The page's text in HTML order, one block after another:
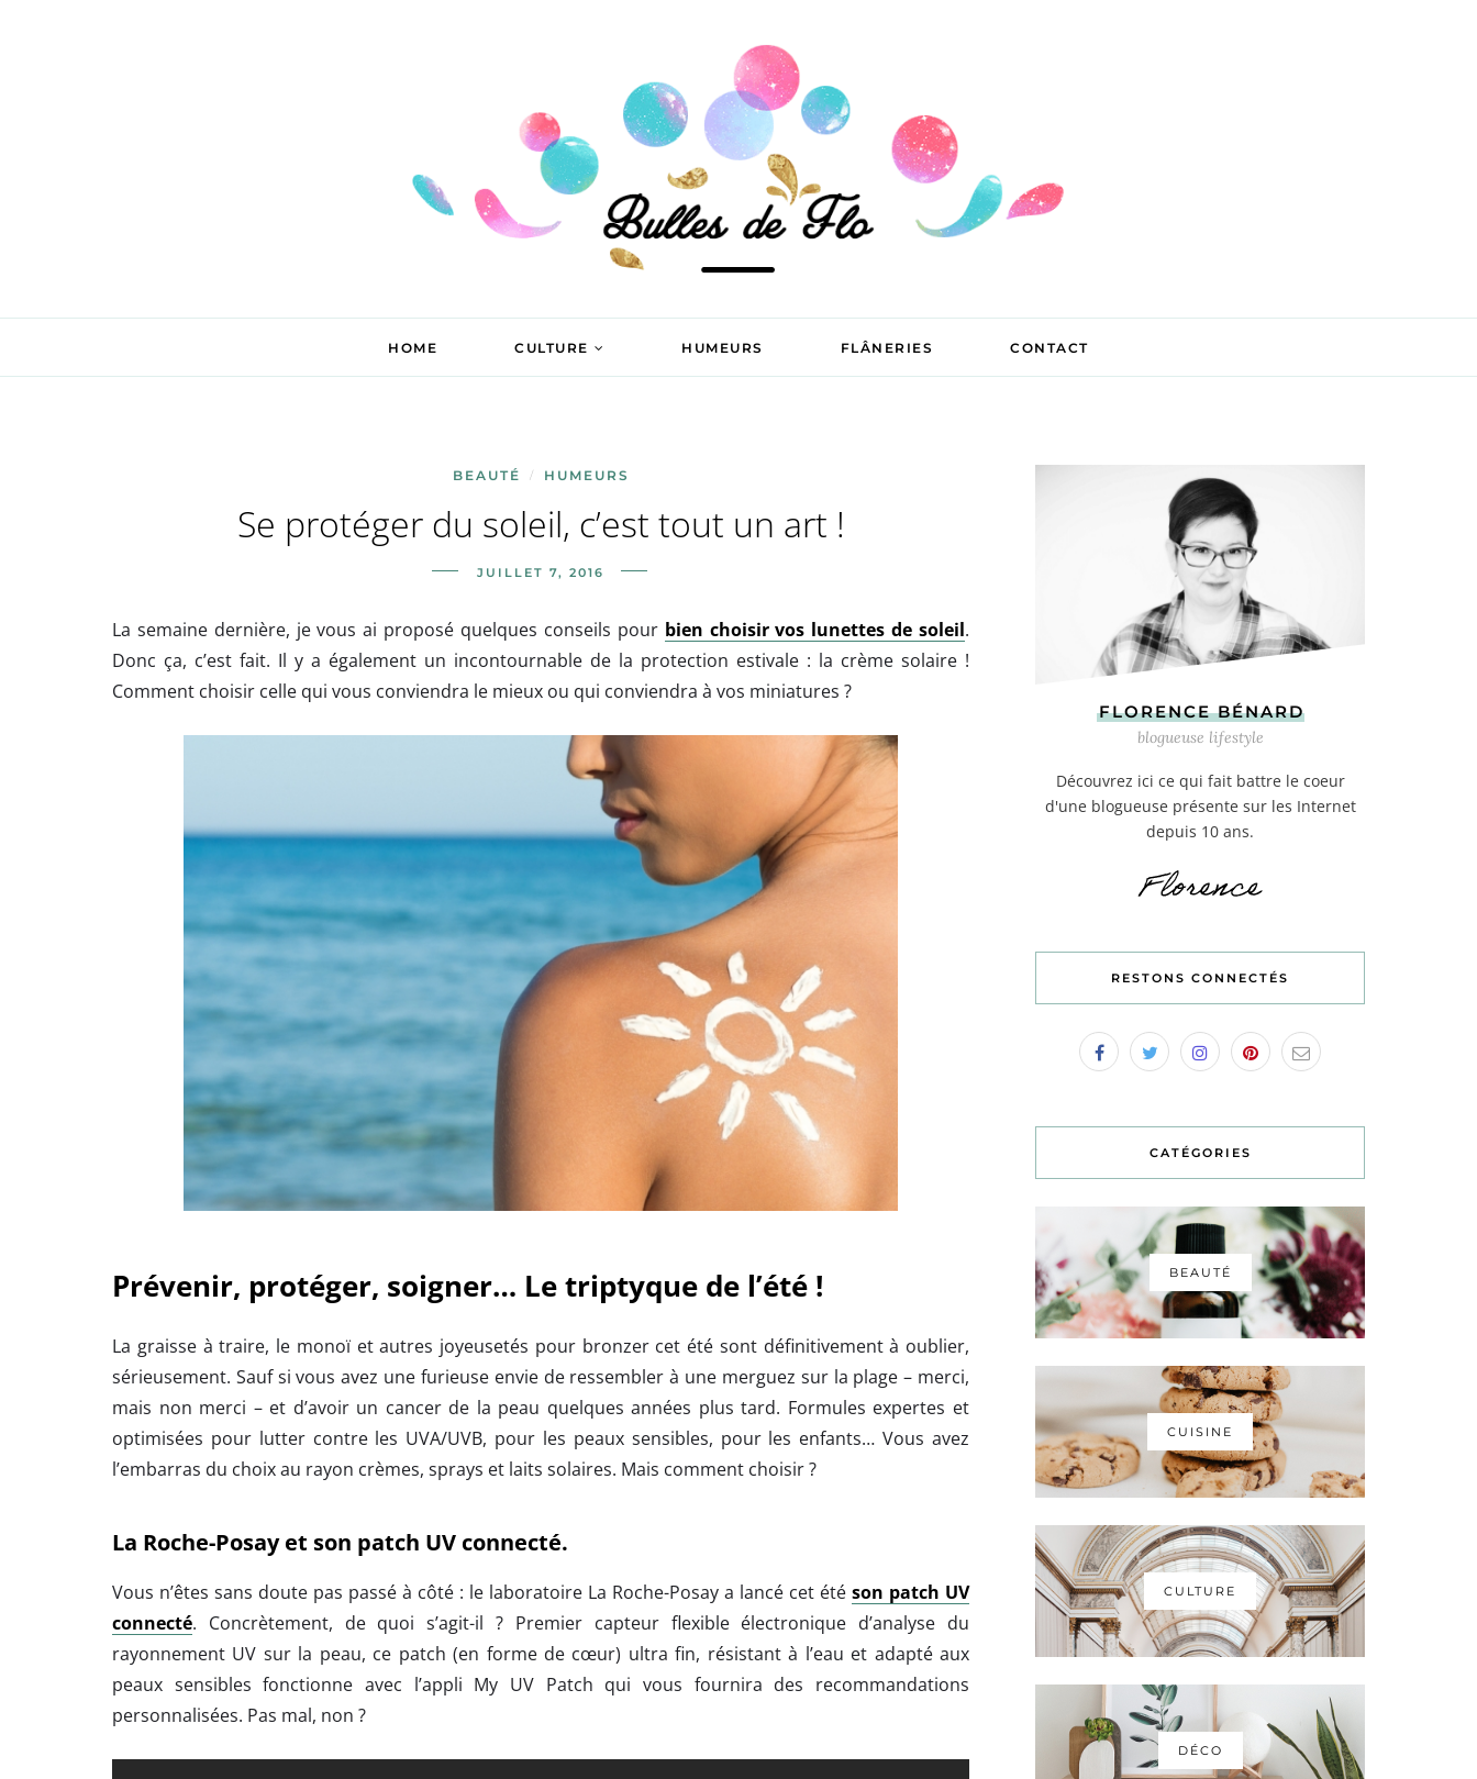
HOME CULTURE HUMEURS FLÂNERIES CONTACT
BEAUTÉ / HUMEURS
Se protéger du soleil, c’est tout un art !
JUILLET 7, 2016
La semaine dernière, je vous ai proposé quelques conseils pour bien choisir vos lunettes de soleil.
Donc ça, c’est fait. Il y a également un incontournable de la protection estivale : la crème solaire !
Comment choisir celle qui vous conviendra le mieux ou qui conviendra à vos miniatures ?
Prévenir, protéger, soigner… Le triptyque de l’été !
La graisse à traire, le monoï et autres joyeusetés pour bronzer cet été sont définitivement à oublier,
sérieusement. Sauf si vous avez une furieuse envie de ressembler à une merguez sur la plage – merci,
mais non merci – et d’avoir un cancer de la peau quelques années plus tard. Formules expertes et
optimisées pour lutter contre les UVA/UVB, pour les peaux sensibles, pour les enfants… Vous avez
l’embarras du choix au rayon crèmes, sprays et laits solaires. Mais comment choisir ?
La Roche-Posayet son patch UV connecté.
Vous n’êtes sans doute pas passé à côté : le laboratoire La Roche-Posay a lancé cet été son patch UV
connecté. Concrètement, de quoi s’agit-il ? Premier capteur flexible électronique d’analyse du
rayonnement UV sur la peau, ce patch (en forme de cœur) ultra fin, résistant à l’eau et adapté aux
peaux sensibles fonctionne avec l’appli My UV Patch qui vous fournira des recommandations
personnalisées. Pas mal, non ?
FLORENCE BÉNARD
blogueuse lifestyle
Découvrez ici ce qui fait battre le coeur
d'une blogueuse présente sur les Internet
depuis 10 ans.
RESTONS CONNECTÉS
CATÉGORIES
BEAUTÉ
CUISINE
CULTURE
DÉCO